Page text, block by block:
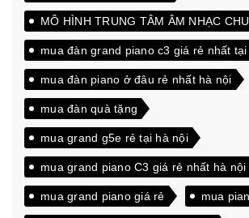
MÔ HÌNH TRUNG TÂM ÂM NHẠC
NGHIỆP
mua đàn grand piano c3 giá rẻ nhất
mua đàn piano ở đâu rẻ nhất hà nội
mua đàn quà tặng
mua grand g5e rẻ tại hà nội
mua grand piano C3 giá rẻ nhất hà nội
mua grand piano giá rẻ mua